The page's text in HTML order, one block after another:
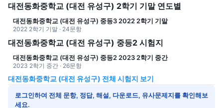
대전동화중학교 (대전 유성구) 2학기 기말 연도별
대전동화중학교 (대전 유성구) 중등3 2022 2학기 기말
2022 2학기 기말 · 24문항
대전동화중학교 (대전 유성구) 중등2 시험지
대전동화중학교 (대전 유성구) 중등2 2023 2학기 중간
2023 2학기 중간 · 26문항
대전동화중학교 (대전 유성구) 전체 시험지 보기
로그인하여 전체 문항, 정답, 해설, 다운로드, 유사문제지를 확인해보
세요.